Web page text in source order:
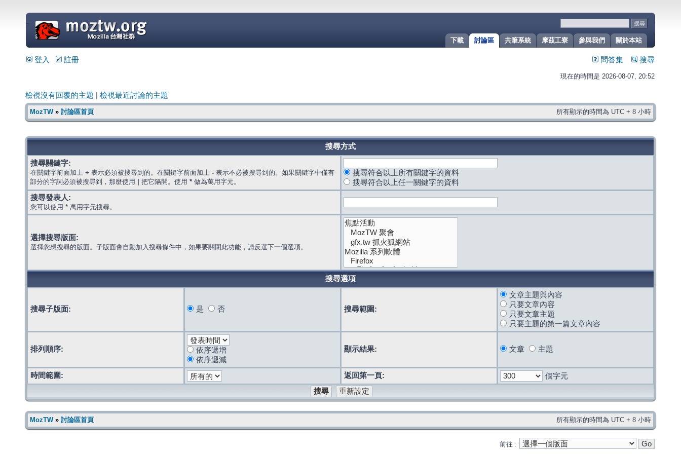
關於本站
參與我們
摩茲工寮
共筆系統
討論區
下載
=
登入 註冊 問答集 搜尋
現在的時間是 2026-08-07, 20:52
檢視沒有回覆的主題 檢視最近討論的主題
MozTW» 討論區首頁 所有顯示的時間為 UTC + 8 小時
搜尋方式
搜尋關鍵字:
在關鍵字前面加上 + 表示必須被搜尋到的。在關鍵字前面加上 - 表示不必被搜尋到的。如果關鍵字中僅有
部分的字詞必須被搜尋到，那麼使用
把它隔開。使用 * 做為萬用字元。
搜尋符合以上所有關鍵字的資料
搜尋符合以上任一關鍵字的資料
搜尋發表人:
您可以使用 * 萬用字元搜尋。
選擇搜尋版面:
選擇您想搜尋的版面。子版面會自動加入搜尋條件中，如果要關閉此功能，請反選下一個選項。
搜尋選項
搜尋子版面: 是 否 搜尋範圍:
文章主題與內容
只要文章內容
只要文章主題
只要主題的第一篇文章內容
排列順序:
依序遞增
依序遞減
顯示結果: 文章 主題
時間範圍: 返回第一頁: 個字元
MozTW» 討論區首頁 所有顯示的時間為 UTC + 8 小時
前往 :